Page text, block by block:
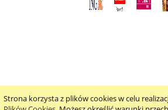
Strona korzysta z plików cookies w celu